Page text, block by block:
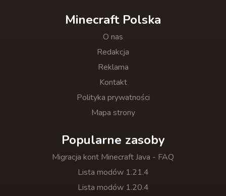
Minecraft Polska
O nas
Redakcja
Reklama
Kontakt
Polityka prywatności
Mapa strony
Popularne zasoby
Migracja kont Minecraft Java - FAQ
Lista modów 1.21.4
Lista modów 1.20.4